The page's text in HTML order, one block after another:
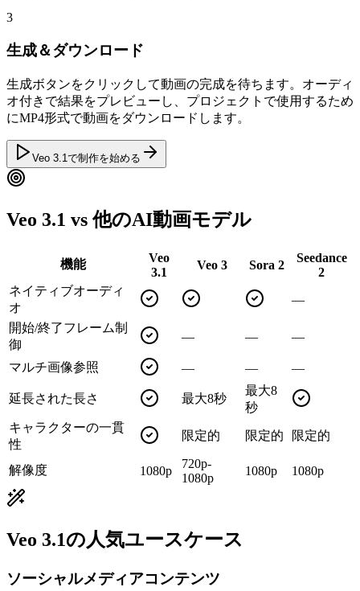
3
生成＆ダウンロード
生成ボタンをクリックして動画の完成を待ちます。オーディ
オ付きで結果をプレビューし、プロジェクトで使用するため
にMP4形式で動画をダウンロードします。
Veo 3.1で制作を始める
Veo 3.1 vs 他のAI動画モデル
機能
Veo
3.1
Veo 3 Sora 2
Seedance
2
ネイティブオーディ
オ
—
開始/終了フレーム制
御
— — —
マルチ画像参照 — — —
延長された長さ 最大8秒
最大8
秒
キャラクターの一貫
性
限定的 限定的 限定的
解像度 1080p
720p-
1080p
1080p 1080p
Veo 3.1の人気ユースケース
ソーシャルメディアコンテンツ